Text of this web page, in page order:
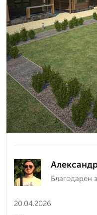
Благодарен
20.04.2026